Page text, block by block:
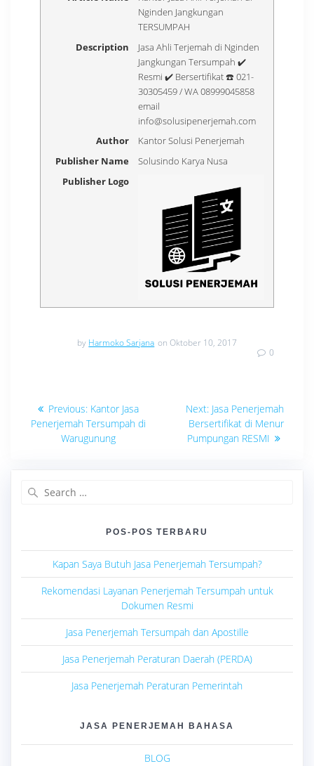
Nginden Jangkungan
TERSUMPAH
Description
Jasa Ahli Terjemah di Nginden
Jangkungan Tersumpah ✔️
Resmi ✔️ Bersertifikat ☎️ 021-
30305459 / WA 08999045858
email
info@solusipenerjemah.com
Author
Kantor Solusi Penerjemah
Publisher Name
Solusindo Karya Nusa
Publisher Logo
by Harmoko Sarjana on Oktober 10, 2017
0
Navigasi
pos
Previous: Previous
post:
Kantor Jasa
Penerjemah Tersumpah di
Warugunung
Next: Next
post:
Jasa Penerjemah
Bersertifikat di Menur
Pumpungan RESMI
POS-POS TERBARU
Kapan Saya Butuh Jasa Penerjemah Tersumpah?
Rekomendasi Layanan Penerjemah Tersumpah untuk
Dokumen Resmi
Jasa Penerjemah Tersumpah dan Apostille
Jasa Penerjemah Peraturan Daerah (PERDA)
Jasa Penerjemah Peraturan Pemerintah
JASA PENERJEMAH BAHASA
BLOG